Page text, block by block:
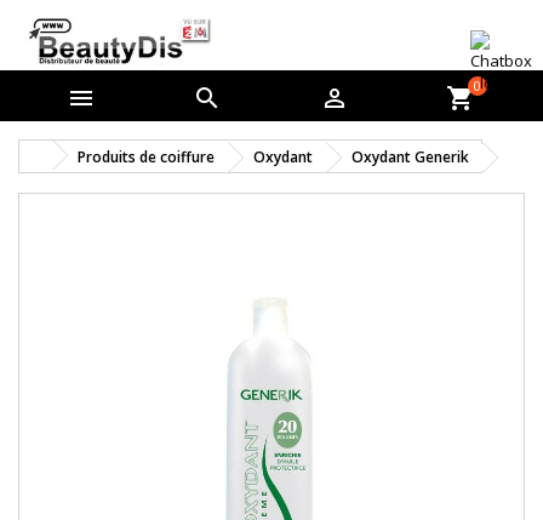
   shopping_cart0
Produits de coiffure Oxydant Oxydant Generik